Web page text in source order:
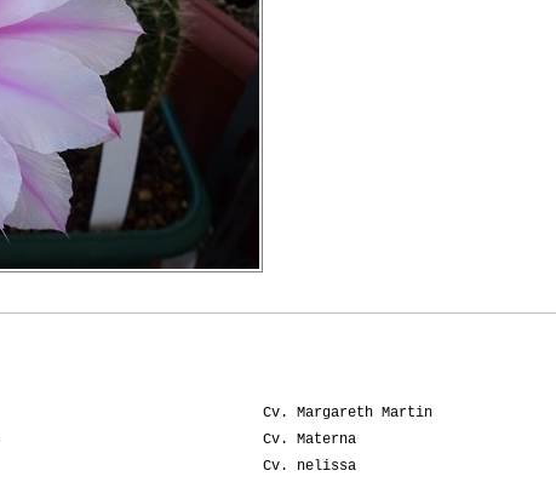
Cv. Margareth Martin
Cv. Materna
Cv. nelissa